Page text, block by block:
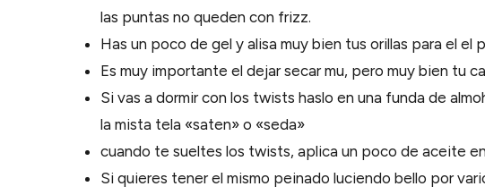
las puntas no queden con frizz.
Has un poco de gel y alisa muy bien tus orillas para el el
Es muy importante el dejar secar mu, pero muy bien tu
Si vas a dormir con los twists haslo en una funda de
la mista tela «saten» o «seda»
cuando te sueltes los twists, aplica un poco de aceite
Si quieres tener el mismo peinado luciendo bello por